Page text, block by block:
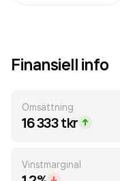
Finansiell info
Omsättning
16 333 tkr
Vinstmarginal